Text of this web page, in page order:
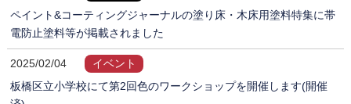
ペイント&コーティングジャーナルの塗り床・木床用塗料特集に帯
電防止塗料等が掲載されました
2025/02/04
イベント
板橋区立小学校にて第2回色のワークショップを開催します(開催